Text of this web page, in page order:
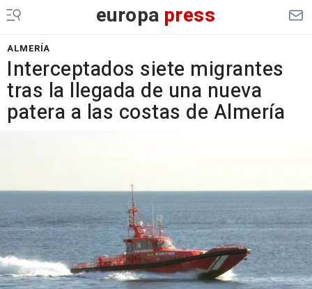
europa press
ALMERÍA
Interceptados siete migrantes
tras la llegada de una nueva
patera a las costas de Almería